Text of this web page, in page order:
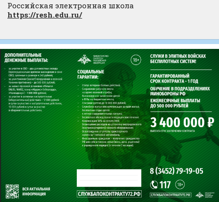
Российская электронная школа
https://resh.edu.ru/